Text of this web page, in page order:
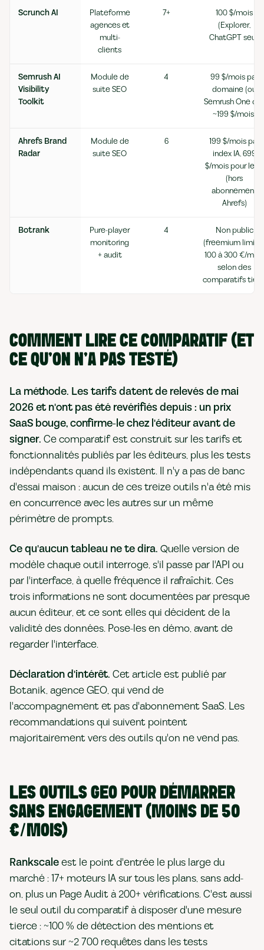
Scrunch AI
Plateforme
agences et
multi-
clients
7+
100 $/mois
(Explorer,
ChatGPT seul)
Semrush AI
Visibility
Toolkit
Module de
suite SEO
4
99 $/mois par
domaine (ou
Semrush One
~199 $/mois)
Ahrefs Brand
Radar
Module de
suite SEO
6
199 $/mois par
index IA, 699
$/mois pour les 6
(hors
abonnement
Ahrefs)
Botrank
Pure-player
monitoring
+ audit
4
Non public
(freemium limité
100 à 300 €/mois
selon des
comparatifs
COMMENT LIRE CE COMPARATIF (ET
CE QU'ON N'A PAS TESTÉ)
La méthode. Les tarifs datent de relevés de mai
2026 et n'ont pas été revérifiés depuis : un prix
SaaS bouge, confirme-le chez l'éditeur avant de
signer. Ce comparatif est construit sur les tarifs et
fonctionnalités publiés par les éditeurs, plus les tests
indépendants quand ils existent. Il n'y a pas de banc
d'essai maison : aucun de ces treize outils n'a été mis
en concurrence avec les autres sur un même
périmètre de prompts.
Ce qu'aucun tableau ne te dira. Quelle version de
modèle chaque outil interroge, s'il passe par l'API ou
par l'interface, à quelle fréquence il rafraîchit. Ces
trois informations ne sont documentées par presque
aucun éditeur, et ce sont elles qui décident de la
validité des données. Pose-les en démo, avant de
regarder l'interface.
Déclaration d'intérêt. Cet article est publié par
Botanik, agence GEO, qui vend de
l'accompagnement et pas d'abonnement SaaS. Les
recommandations qui suivent pointent
majoritairement vers des outils qu'on ne vend pas.
LES OUTILS GEO POUR DÉMARRER
SANS ENGAGEMENT (MOINS DE 50
€/MOIS)
Rankscaleest le point d'entrée le plus large du
marché : 17+ moteurs IA sur tous les plans, sans add-
on, plus un Page Audit à 200+ vérifications. C'est aussi
le seul outil du comparatif à disposer d'une mesure
tierce : ~100 % de détection des mentions et
citations sur ~2 700 requêtes dans les tests